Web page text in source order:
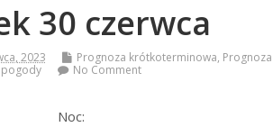
30 czerwca
2023 Prognoza krótkoterminowa, Prognoza
pogody
No Comment
Noc: